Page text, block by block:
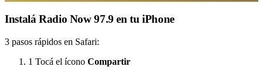
Instalá Radio Now 97.9 en tu iPhone
3 pasos rápidos en Safari:
1 Tocá el ícono Compartir